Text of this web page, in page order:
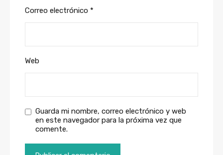
Correo electrónico *
Web
Guarda mi nombre, correo electrónico y web
en este navegador para la próxima vez que
comente.